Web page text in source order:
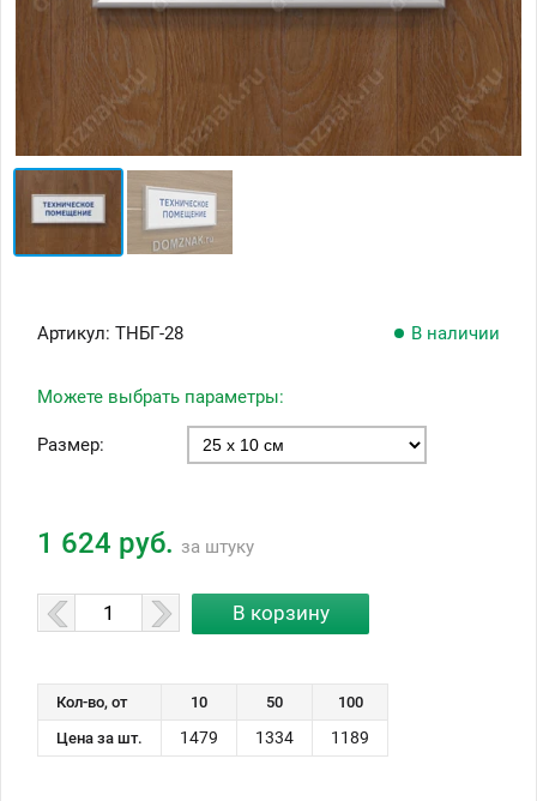
Артикул: ТНБГ-28 В наличии
Можете выбрать параметры:
Размер:
1 624 руб. за штуку
Кол-во, от 10 50
100
Цена за шт.
1479 1334 1189